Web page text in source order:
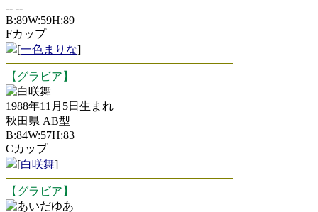
-- --
B:89W:59H:89
Fカップ
[一色まりな]
【グラビア】
白咲舞
1988年11月5日生まれ
秋田県 AB型
B:84W:57H:83
Cカップ
[白咲舞]
【グラビア】
あいだゆあ